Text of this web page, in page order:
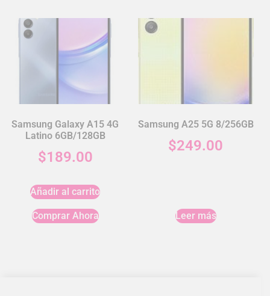
Samsung Galaxy A15 4G
Latino 6GB/128GB
$189.00
Añadir al carrito
Comprar Ahora
Samsung A25 5G 8/256GB
$249.00
Leer más